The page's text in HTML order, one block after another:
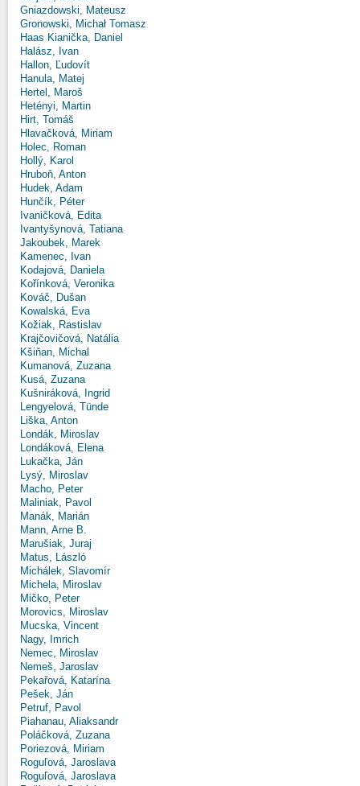
Gniazdowski, Mateusz
Gronowski, Michał Tomasz
Haas Kianička, Daniel
Halász, Ivan
Hallon, Ľudovít
Hanula, Matej
Hertel, Maroš
Hetényi, Martin
Hirt, Tomáš
Hlavačková, Miriam
Holec, Roman
Hollý, Karol
Hruboň, Anton
Hudek, Adam
Hunčík, Péter
Ivaničková, Edita
Ivantyšynová, Tatiana
Jakoubek, Marek
Kamenec, Ivan
Kodajová, Daniela
Kořínková, Veronika
Kováč, Dušan
Kowalská, Eva
Kožiak, Rastislav
Krajčovičová, Natália
Kšiňan, Michal
Kumanová, Zuzana
Kusá, Zuzana
Kušniráková, Ingrid
Lengyelová, Tünde
Liška, Anton
Londák, Miroslav
Londáková, Elena
Lukačka, Ján
Lysý, Miroslav
Macho, Peter
Maliniak, Pavol
Manák, Marián
Mann, Arne B.
Marušiak, Juraj
Matus, László
Michálek, Slavomír
Michela, Miroslav
Mičko, Peter
Morovics, Miroslav
Mucska, Vincent
Nagy, Imrich
Nemec, Miroslav
Nemeš, Jaroslav
Pekařová, Katarína
Pešek, Ján
Petruf, Pavol
Piahanau, Aliaksandr
Poláčková, Zuzana
Poriezová, Miriam
Roguľová, Jaroslava
Roguľová, Jaroslava